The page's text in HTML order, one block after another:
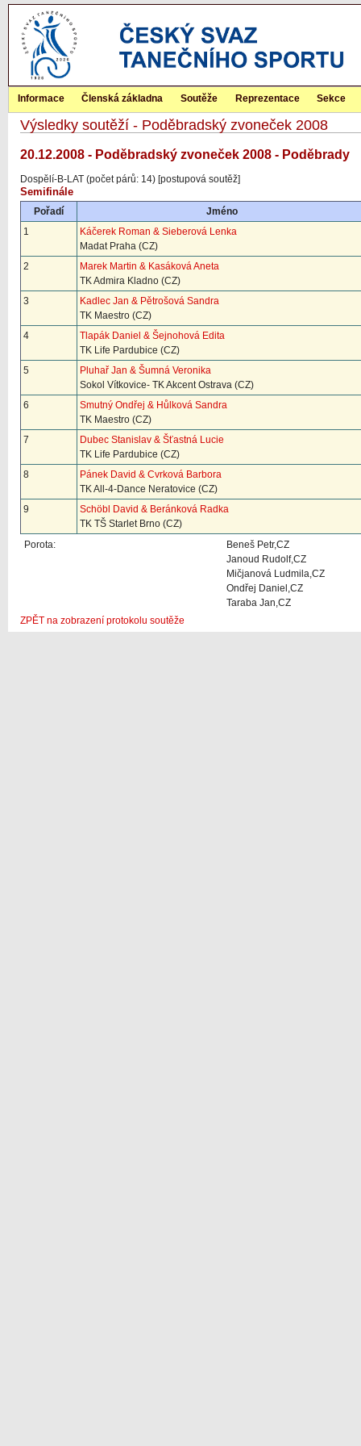
Informace Členská základna Soutěže Reprezentace Sekce
Výsledky soutěží - Poděbradský zvoneček 2008
20.12.2008 - Poděbradský zvoneček 2008 - Poděbrady
Dospělí-B-LAT (počet párů: 14) [postupová soutěž]
Semifinále
Pořadí
Jméno
1
Káčerek Roman & Sieberová Lenka
Madat Praha (CZ)
2
Marek Martin & Kasáková Aneta
TK Admira Kladno (CZ)
3
Kadlec Jan & Pětrošová Sandra
TK Maestro (CZ)
4
Tlapák Daniel & Šejnohová Edita
TK Life Pardubice (CZ)
5
Pluhař Jan & Šumná Veronika
Sokol Vítkovice- TK Akcent Ostrava (CZ)
6
Smutný Ondřej & Hůlková Sandra
TK Maestro (CZ)
7
Dubec Stanislav & Šťastná Lucie
TK Life Pardubice (CZ)
8
Pánek David & Cvrková Barbora
TK All-4-Dance Neratovice (CZ)
9
Schöbl David & Beránková Radka
TK TŠ Starlet Brno (CZ)
Porota:
Beneš Petr,CZ
Janoud Rudolf,CZ
Mičjanová Ludmila,CZ
Ondřej Daniel,CZ
Taraba Jan,CZ
ZPĚT na zobrazení protokolu soutěže